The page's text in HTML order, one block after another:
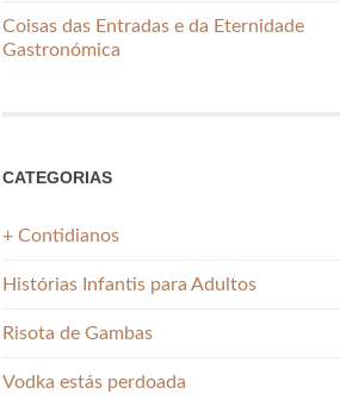
Coisas das Entradas e da Eternidade
Gastronómica
CATEGORIAS
+ Contidianos
Histórias Infantis para Adultos
Risota de Gambas
Vodka estás perdoada